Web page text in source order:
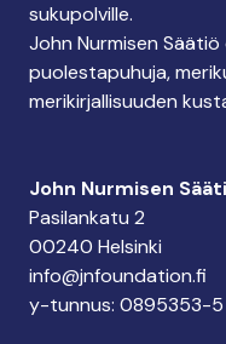
sukupolville.
John Nurmisen
puolestapuhuja,
merikirjallisuuden
John Nurmisen
Pasilankatu 2
00240 Helsinki
info@jnfoundation.fi
y-tunnus: 0895353-5